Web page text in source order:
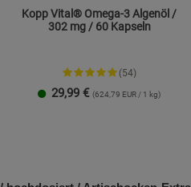
Kopp Vital® Omega-3 Algenöl /
302 mg / 60 Kapseln
(54)
29,99 € (624,79 EUR / 1 kg)